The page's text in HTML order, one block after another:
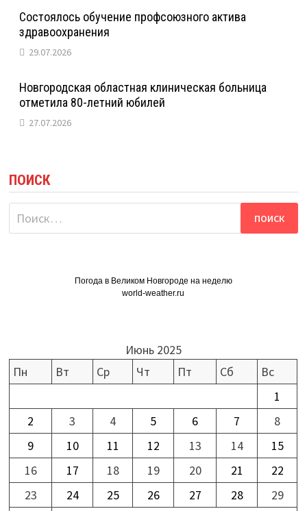
Состоялось обучение профсоюзного актива
здравоохранения
29.07.2026
Новгородская областная клиническая больница
отметила 80-летний юбилей
27.07.2026
ПОИСК
Найти:
Погода в Великом Новгороде на неделю
world-weather.ru
Июнь 2025
Пн
Вт Ср Чт Пт Сб
Вс
1
2
3 4 5 6 7
8
9
10 11 12 13 14
15
16
17 18 19 20 21
22
23
24 25 26 27 28
29